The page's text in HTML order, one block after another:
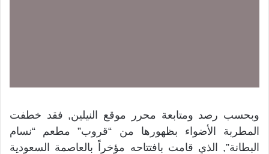
وبحسب رصد ومتابعة محرر موقع النيلين, فقد خطفت
المطربة الأضواء بظهورها من “قروب” مطعم “نسام
البطانة”, الذي قامت بافتتاحه مؤخراً بالعاصمة السعودية